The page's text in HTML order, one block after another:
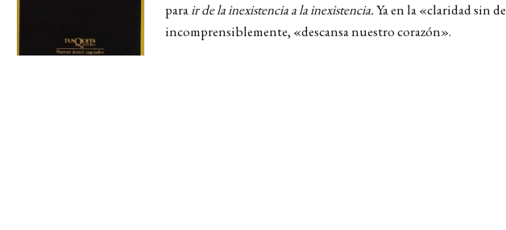
parair de la inexistencia a la inexistencia.Ya en la «claridad sin
incomprensiblemente, «descansa nuestro corazón».